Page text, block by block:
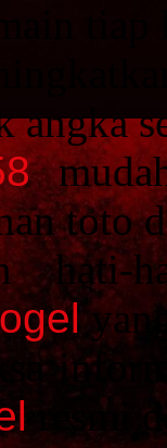
angka
toto
hati-
resmi